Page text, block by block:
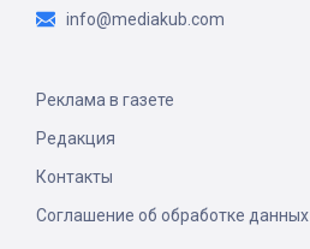
info@mediakub.com
Реклама в газете
Редакция
Контакты
Соглашение об обработке данных